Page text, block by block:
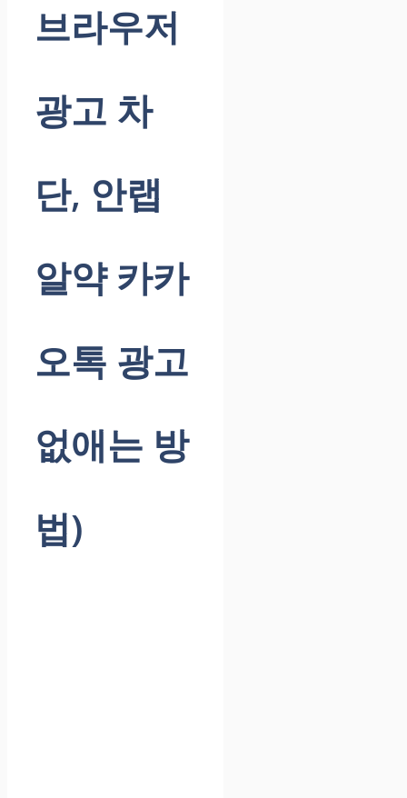
브라우저
광고 차
단, 안랩
알약 카카
오톡 광고
없애는 방
법)